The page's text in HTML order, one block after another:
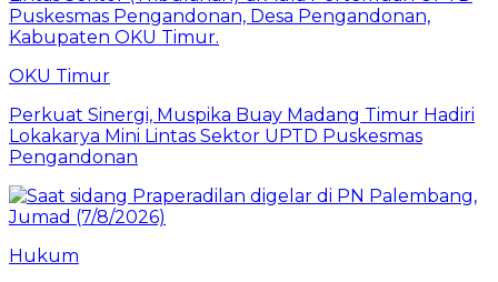
OKU Timur
Perkuat Sinergi, Muspika Buay Madang Timur Hadiri
Lokakarya Mini Lintas Sektor UPTD Puskesmas
Pengandonan
Hukum